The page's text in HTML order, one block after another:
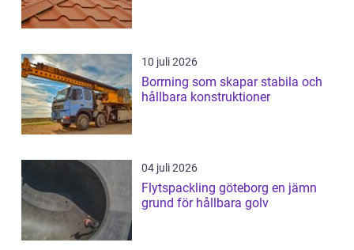
10 juli 2026
Borrning som skapar stabila och
hållbara konstruktioner
04 juli 2026
Flytspackling göteborg en jämn
grund för hållbara golv